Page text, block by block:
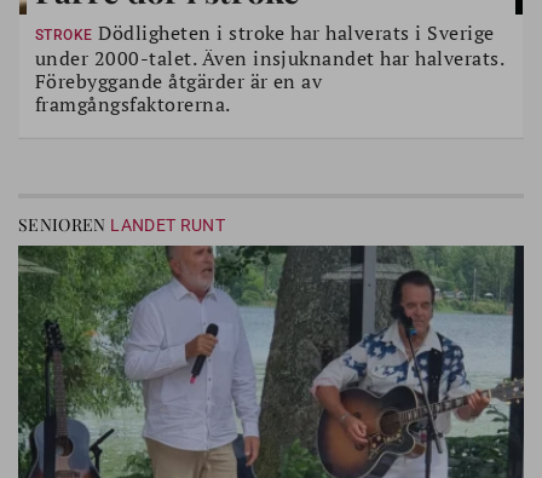
STROKE Dödligheten i stroke har halverats i Sverige
under 2000-talet. Även insjuknandet har halverats.
Förebyggande åtgärder är en av
framgångsfaktorerna.
SENIOREN LANDET RUNT